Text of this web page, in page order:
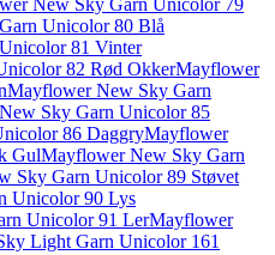
New Sky Garn Unicolor 79
Unicolor 80 Blå
81 Vinter
82 Rød OkkerMayflower
Mayflower New Sky Garn
Sky Garn Unicolor 85
86 DaggryMayflower
GulMayflower New Sky Garn
Sky Garn Unicolor 89 Støvet
Unicolor 90 Lys
Unicolor 91 LerMayflower
Light Garn Unicolor 161